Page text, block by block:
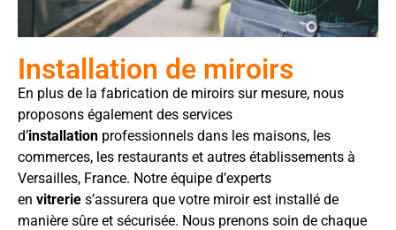
Installation de miroirs
En plus de la fabrication de miroirs sur mesure, nous
proposons également des services
d’installation professionnels dans les maisons, les
commerces, les restaurants et autres établissements à
Versailles, France. Notre équipe d’experts
en vitrerie s’assurera que votre miroir est installé de
manière sûre et sécurisée. Nous prenons soin de chaque